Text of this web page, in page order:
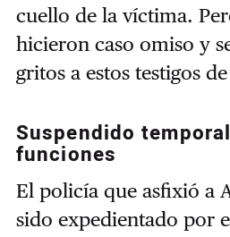
cuello de la víctima.
hicieron caso omiso y
gritos a estos testigos
Suspendido
funciones
El policía que asfixió a
sido expedientado por